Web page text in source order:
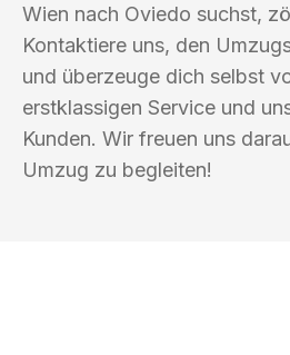
Wien nach Oviedo suchst,
Kontaktiere uns, den
und überzeuge dich selbst
erstklassigen Service und
Kunden. Wir freuen uns
Umzug zu begleiten!